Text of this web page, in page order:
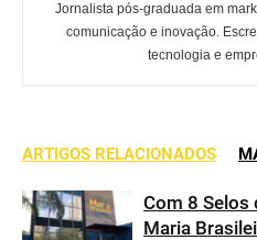
Jornalista pós-graduada em
comunicação e inovação.
tecnologia e
ARTIGOS RELACIONADOS
Com 8 Selos
Maria